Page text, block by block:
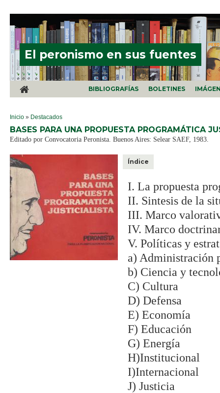
El peronismo en sus fuentes
BIBLIOGRAFÍAS BOLETINES
SE ENCUENTRA USTED AQUÍ
Inicio » Destacados
BASES PARA UNA PROPUESTA PROGRAMÁTICA
Editado por Convocatoria Peronista. Buenos Aires: Selear SAEF, 1983.
Índice
I. La propuesta
II. Sintesis de la
III. Marco
IV. Marco
V. Políticas y
a) Administración
b) Ciencia y
C) Cultura
D) Defensa
E) Economía
F) Educación
G) Energía
H)Institucional
I)Internacional
J) Justicia